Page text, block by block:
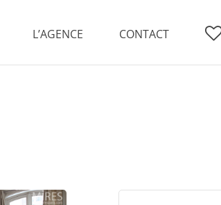
L’AGENCE CONTACT